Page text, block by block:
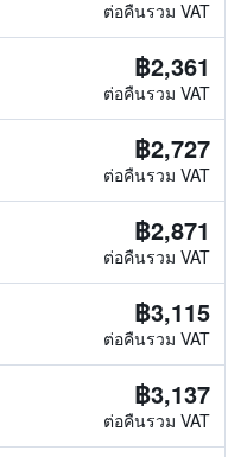
ต่อคืนรวม VAT
฿2,361
ต่อคืนรวม VAT
฿2,727
ต่อคืนรวม VAT
฿2,871
ต่อคืนรวม VAT
฿3,115
ต่อคืนรวม VAT
฿3,137
ต่อคืนรวม VAT